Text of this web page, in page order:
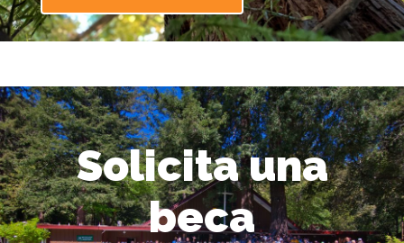
Solicita una
beca